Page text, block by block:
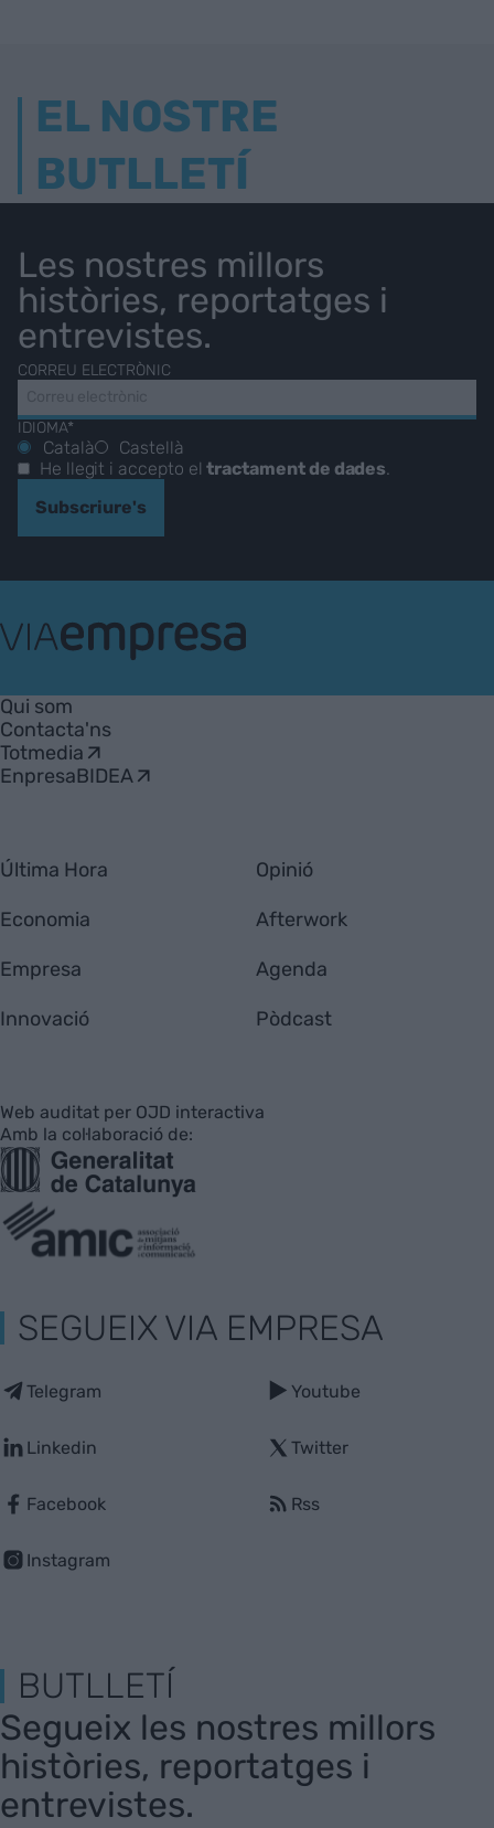
EL NOSTRE
BUTLLETÍ
Les nostres millors
històries, reportatges i
entrevistes.
CORREU ELECTRÒNIC
IDIOMA*
Català
Castellà
He llegit i accepto eltractament de dades
Subscriure's
Empresa
Qui som
Contacta'ns
Totmedia
EnpresaBIDEA
Última Hora
Economia
Empresa
Innovació
Opinió
Afterwork
Agenda
Pòdcast
Web auditat per OJD interactiva
Amb la col·laboració de:
SEGUEIX VIA EMPRESA
Telegram
Linkedin
Facebook
Instagram
Youtube
Twitter
Rss
BUTLLETÍ
Segueix les nostres millors
històries, reportatges i
entrevistes.